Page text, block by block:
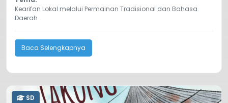
Kearifan Lokal melalui Permainan Tradisional dan Bahasa
Daerah
Baca Selengkapnya
SD